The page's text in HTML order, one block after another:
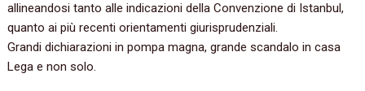
allineandosi tanto alle indicazioni della Convenzione di Istanbul,
quanto ai più recenti orientamenti giurisprudenziali.
Grandi dichiarazioni in pompa magna, grande scandalo in casa
Lega e non solo.